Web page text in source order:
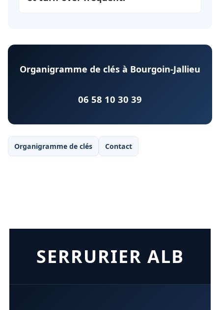
Organigramme de clés à Bourgoin-Jallieu
06 58 10 30 39
Organigramme de clés Contact
SERRURIER ALB